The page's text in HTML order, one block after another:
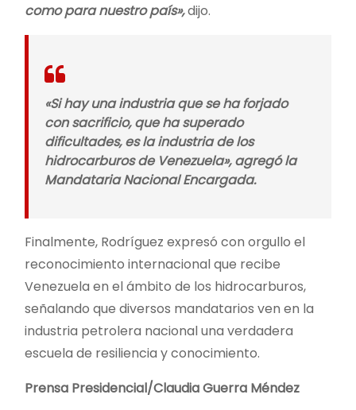
como para nuestro país»,dijo.
«Si hay una industria que se ha forjado
con sacrificio, que ha superado
dificultades, es la industria de los
hidrocarburos de Venezuela», agregó la
Mandataria Nacional Encargada.
Finalmente, Rodríguez expresó con orgullo el
reconocimiento internacional que recibe
Venezuela en el ámbito de los hidrocarburos,
señalando que diversos mandatarios ven en la
industria petrolera nacional una verdadera
escuela de resiliencia y conocimiento.
Prensa Presidencial/Claudia Guerra Méndez